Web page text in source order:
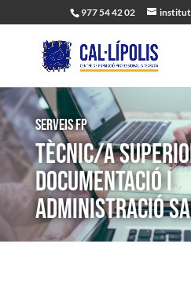
977 54 42 02
Serveis FP
TÈCNIC/A
DOCUMENTACIÓ I
ADMINISTRACIÓ